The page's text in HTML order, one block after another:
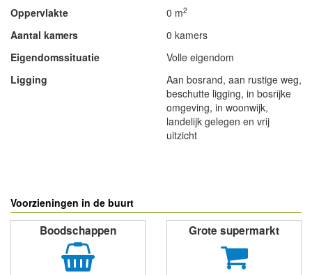
Oppervlakte
0 m2
Aantal kamers
0 kamers
Eigendomssituatie
Volle eigendom
Ligging
Aan bosrand, aan rustige weg,
beschutte ligging, in bosrijke
omgeving, in woonwijk,
landelijk gelegen en vrij
uitzicht
Voorzieningen in de buurt
Boodschappen Grote supermarkt